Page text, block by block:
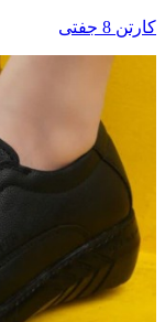
کارتن 8 جفتی